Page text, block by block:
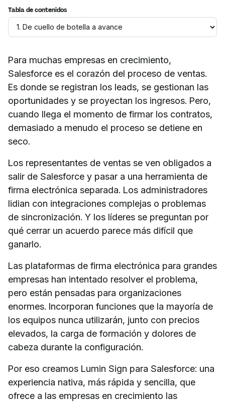
Tabla de contenidos
Para muchas empresas en crecimiento,
Salesforce es el corazón del proceso de ventas.
Es donde se registran los leads, se gestionan las
oportunidades y se proyectan los ingresos. Pero,
cuando llega el momento de firmar los contratos,
demasiado a menudo el proceso se detiene en
seco.
Los representantes de ventas se ven obligados a
salir de Salesforce y pasar a una herramienta de
firma electrónica separada. Los administradores
lidian con integraciones complejas o problemas
de sincronización. Y los líderes se preguntan por
qué cerrar un acuerdo parece más difícil que
ganarlo.
Las plataformas de firma electrónica para grandes
empresas han intentado resolver el problema,
pero están pensadas para organizaciones
enormes. Incorporan funciones que la mayoría de
los equipos nunca utilizarán, junto con precios
elevados, la carga de formación y dolores de
cabeza durante la configuración.
Por eso creamos Lumin Sign para Salesforce: una
experiencia nativa, más rápida y sencilla, que
ofrece a las empresas en crecimiento las